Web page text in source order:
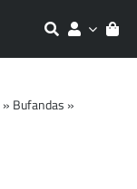
»Bufandas»